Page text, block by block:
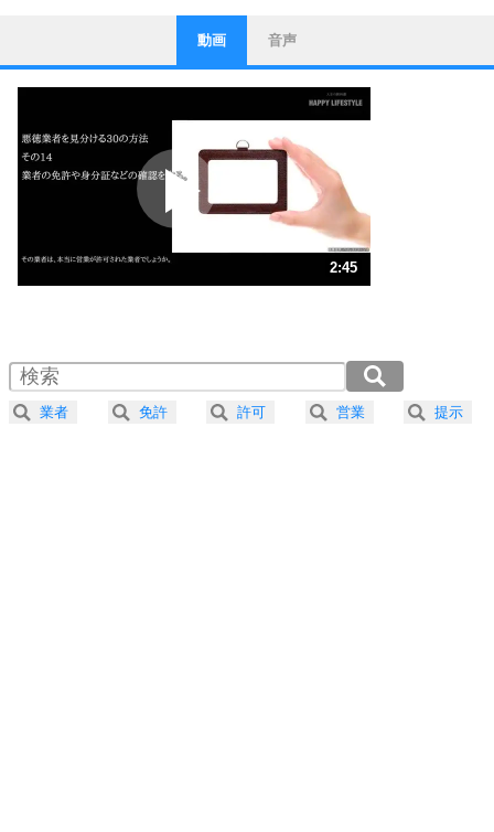
1
ストレス対策
他人と比べない。
いっそのこと、他人を見ない。
いらいらしない人になる30の方法
プラス思考
ポジティブになれない原因は、行動しないから。
ポジティブ思考になる30の方法
人生、なんとかなるもの。
気楽に生きる30の方法
4 器の大きい人は、怒りを優しさで表現する。
プラス思考
動画 音声
2:45
2.0倍速 （324KB 1分22秒）
2.5倍速 （260KB 1分6秒）
3.0倍速 （216KB 55秒）
業者 免許 許可 営業 提示